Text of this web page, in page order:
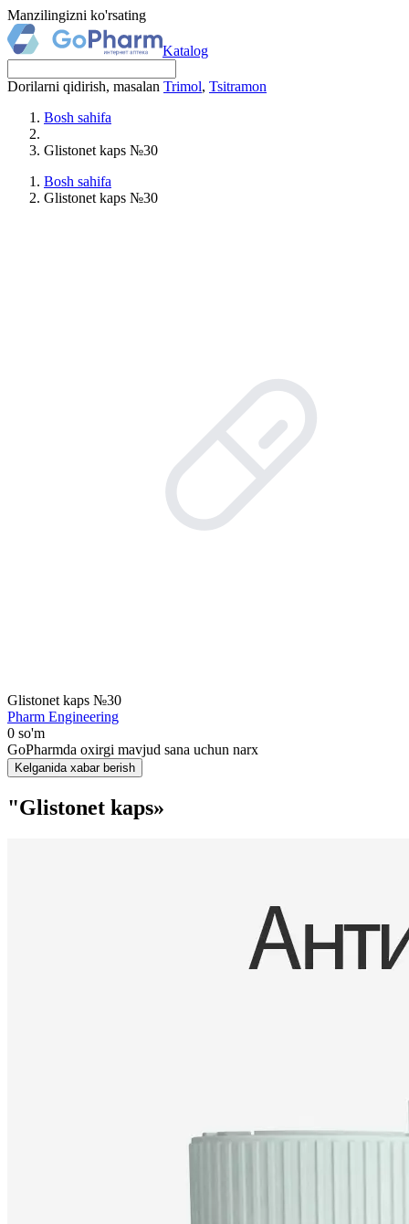
Manzilingizni ko'rsating
Katalog
Dorilarni qidirish, masalan Trimol, Tsitramon
Bosh sahifa
Glistonet kaps №30
Bosh sahifa
Glistonet kaps №30
Glistonet kaps №30
Pharm Engineering
0 so'm
GoPharmda oxirgi mavjud sana uchun narx
Kelganida xabar berish
"Glistonet kaps»